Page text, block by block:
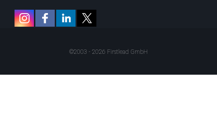
©2003 - 2026 Firstlead GmbH